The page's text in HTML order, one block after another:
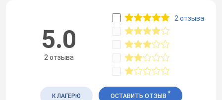
5.0
2 отзыва
2 отзыва
К ЛАГЕРЮ ОСТАВИТЬ ОТЗЫВ *